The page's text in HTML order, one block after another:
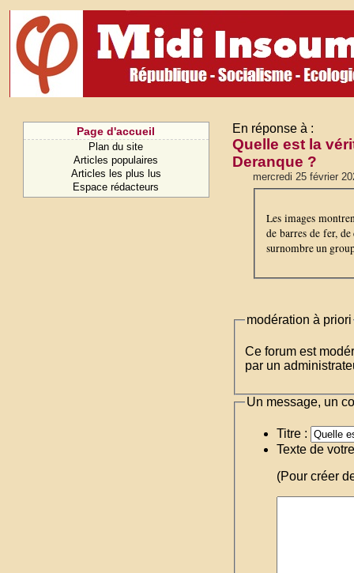
Page d'accueil
Plan du site
Articles populaires
Articles les plus lus
Espace rédacteurs
En réponse à :
Quelle est la
Deranque ?
mercredi 25 février
Les images
de barres de fer,
surnombre un
modération à priori
Ce forum est
par un
Un message, un
Titre :
Texte de
(Pour créer